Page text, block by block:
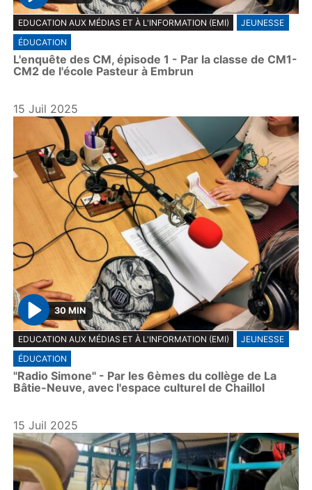
P
l
a
y
EDUCATION AUX MÉDIAS ET À L'INFORMATION (EMI)
JEUNESSE
ÉDUCATION
L'enquête des CM, épisode 1 - Par la classe de CM1-
CM2 de l'école Pasteur à Embrun
15 Juil 2025
P
l
a
y
30 MIN
EDUCATION AUX MÉDIAS ET À L'INFORMATION (EMI)
JEUNESSE
ÉDUCATION
"Radio Simone" - Par les 6èmes du collège de La
Bâtie-Neuve, avec l'espace culturel de Chaillol
15 Juil 2025